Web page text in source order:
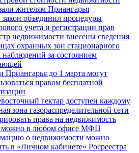
жителям Приангарья
объединил процедуры
учета и регистрации прав
недвижимости внесены сведения
охранных зон стационарного
наблюдений за состоянием
Приангарья до 1 марта могут
правом бесплатной
гектар доступен каждому
зона газораспределительной сети
права на недвижимость
можно в любом офисе МФЦ
о недвижимости можно
в «Личном кабинете» Росреестра